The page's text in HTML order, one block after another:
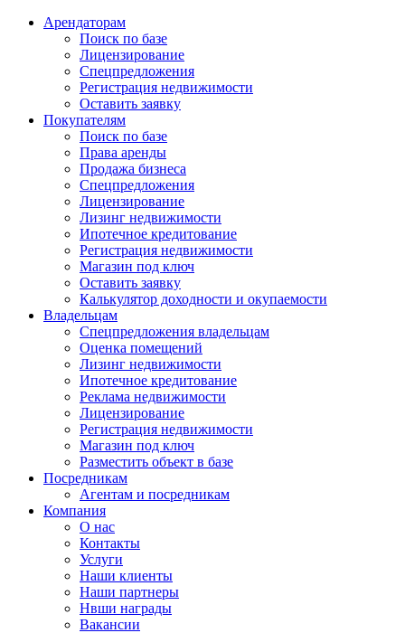
Арендаторам
Поиск по базе
Лицензирование
Спецпредложения
Регистрация недвижимости
Оставить заявку
Покупателям
Поиск по базе
Права аренды
Продажа бизнеса
Спецпредложения
Лицензирование
Лизинг недвижимости
Ипотечное кредитование
Регистрация недвижимости
Магазин под ключ
Оставить заявку
Калькулятор доходности и окупаемости
Владельцам
Спецпредложения владельцам
Оценка помещений
Лизинг недвижимости
Ипотечное кредитование
Реклама недвижимости
Лицензирование
Регистрация недвижимости
Магазин под ключ
Разместить объект в базе
Посредникам
Агентам и посредникам
Компания
О нас
Контакты
Услуги
Наши клиенты
Наши партнеры
Нвши награды
Вакансии